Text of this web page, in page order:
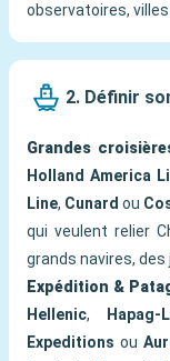
observatoires,
2. Définir
Grandes
Holland America
Line, Cunard ou
qui veulent relier
grands navires,
Expédition &
Hellenic,
Expeditions ou